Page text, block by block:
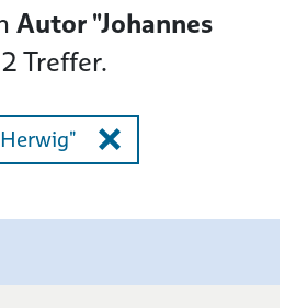
Autor "Johannes
2Treffer.